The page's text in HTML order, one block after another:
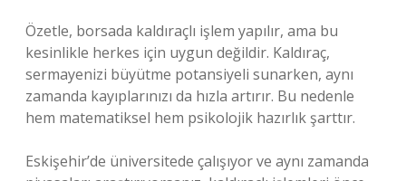
Özetle, borsada kaldıraçlı işlem yapılır, ama bu
kesinlikle herkes için uygun değildir. Kaldıraç,
sermayenizi büyütme potansiyeli sunarken, aynı
zamanda kayıplarınızı da hızla artırır. Bu nedenle
hem matematiksel hem psikolojik hazırlık şarttır.
Eskişehir’de üniversitede çalışıyor ve aynı zamanda